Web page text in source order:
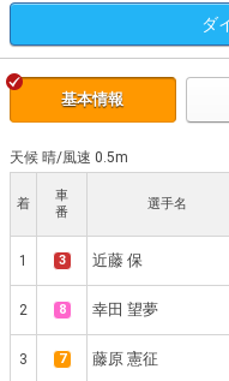
ダ
基本情報
天候 晴/風速 0.5m
着
車
番
選手名
1 3 近藤 保
2 8 幸田 望夢
3 7 藤原 憲征